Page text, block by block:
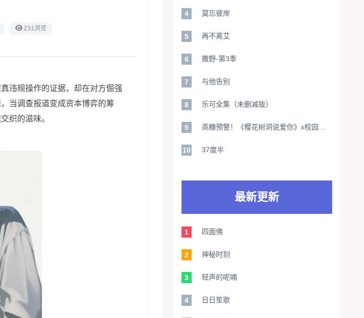
231浏览
违规操作的证据，却在对方倔强
当调查报道变成资本博弈的筹
织的滋味。
4 莫忘彼岸
5 再不离艾
6 撒野-第3季
7 与他告别
8 乐可全集（未删减版）
9
10 37度半
最新更新
1 四面佛
2 神秘时刻
3 轻声的呢喃
4 日日笙歌